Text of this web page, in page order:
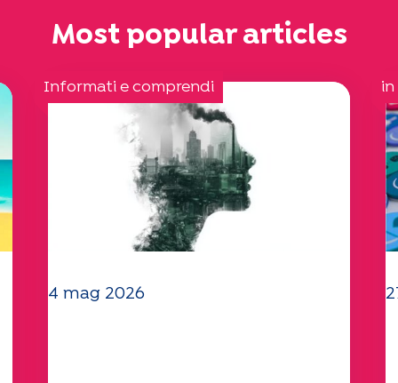
Most popular articles
Informati e comprendi
4 mag 2026
in